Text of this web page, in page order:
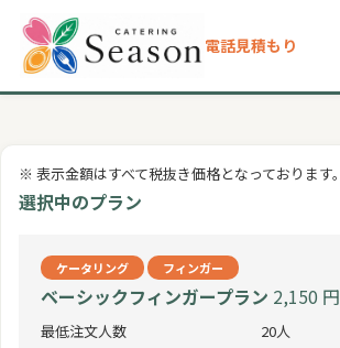
選ばれる理由
プラン
ドリンクメニュー
電話見積もり
※ 表示金額はすべて税抜き価格となっております。
選択中のプラン
ケータリング フィンガー
ベーシックフィンガープラン 2,150 円
最低注文人数
20人